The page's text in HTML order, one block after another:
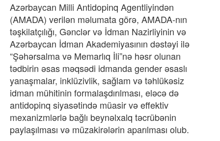
Azərbaycan Milli Antidopinq Agentliyindən
(AMADA) verilən məlumata görə, AMADA-nın
təşkilatçılığı, Gənclər və İdman Nazirliyinin və
Azərbaycan İdman Akademiyasının dəstəyi ilə
“Şəhərsalma və Memarlıq İli”nə həsr olunan
tədbirin əsas məqsədi idmanda gender əsaslı
yanaşmalar, inklüzivlik, sağlam və təhlükəsiz
idman mühitinin formalaşdırılması, eləcə də
antidopinq siyasətində müasir və effektiv
mexanizmlərlə bağlı beynəlxalq təcrübənin
paylaşılması və müzakirələrin aparılması olub.